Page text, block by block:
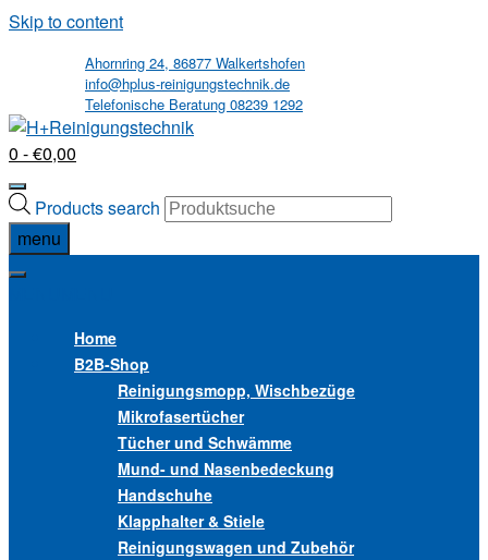
Skip to content
Ahornring 24, 86877 Walkertshofen
info@hplus-reinigungstechnik.de
Telefonische Beratung 08239 1292
0 - €0,00
Products search
menu
Home
B2B-Shop
Reinigungsmopp, Wischbezüge
Mikrofasertücher
Tücher und Schwämme
Mund- und Nasenbedeckung
Handschuhe
Klapphalter & Stiele
Reinigungswagen und Zubehör